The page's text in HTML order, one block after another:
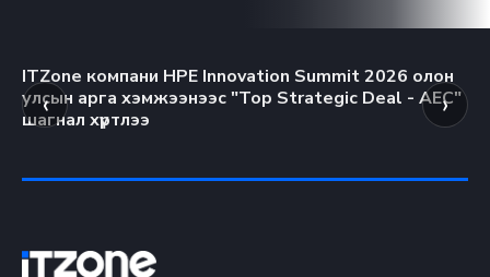
‹ ›
ITZone компани HPE Innovation Summit 2026 олон
улсын арга хэмжээнээс "Top Strategic Deal - AEC"
шагнал хүртлээ